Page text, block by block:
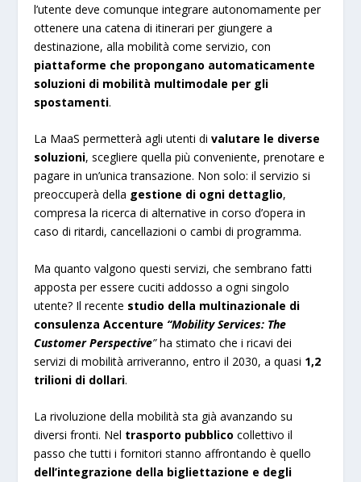
l’utente deve comunque integrare autonomamente per
ottenere una catena di itinerari per giungere a
destinazione, alla mobilità come servizio, con
piattaforme che propongano automaticamente
soluzioni di mobilità multimodale per gli
spostamenti.
La MaaS permetterà agli utenti divalutare le diverse
soluzioni, scegliere quella più conveniente, prenotare e
pagare in un’unica transazione. Non solo: il servizio si
preoccuperà della gestione di ogni dettaglio,
compresa la ricerca di alternative in corso d’opera in
caso di ritardi, cancellazioni o cambi di programma.
Ma quanto valgono questi servizi, che sembrano fatti
apposta per essere cuciti addosso a ogni singolo
utente? Il recente studio della multinazionale di
consulenza Accenture “Mobility Services: The
Customer Perspective”ha stimato che i ricavi dei
servizi di mobilità arriveranno, entro il 2030, a quasi 1,2
trilioni di dollari.
La rivoluzione della mobilità sta già avanzando su
diversi fronti. Nel trasporto pubblico collettivo il
passo che tutti i fornitori stanno affrontando è quello
dell’integrazione della bigliettazione e degli